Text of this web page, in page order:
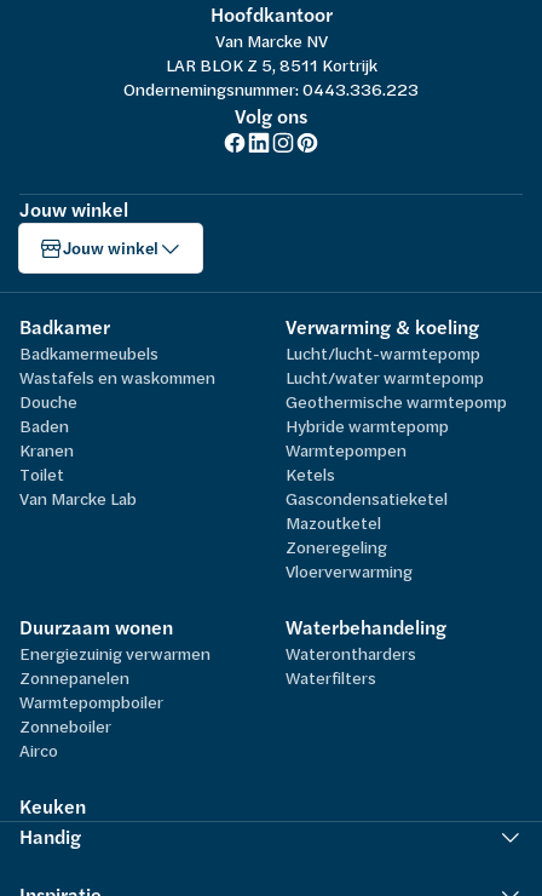
Hoofdkantoor
Van Marcke NV
LAR BLOK Z 5, 8511 Kortrijk
Ondernemingsnummer: 0443.336.223
Volg ons
Jouw winkel
Jouw winkel
Badkamer
Badkamermeubels
Wastafels en waskommen
Douche
Baden
Kranen
Toilet
Van Marcke Lab
Verwarming & koeling
Lucht/lucht-warmtepomp
Lucht/water warmtepomp
Geothermische warmtepomp
Hybride warmtepomp
Warmtepompen
Ketels
Gascondensatieketel
Mazoutketel
Zoneregeling
Vloerverwarming
Duurzaam wonen
Energiezuinig verwarmen
Zonnepanelen
Warmtepompboiler
Zonneboiler
Airco
Waterbehandeling
Waterontharders
Waterfilters
Keuken
Handig